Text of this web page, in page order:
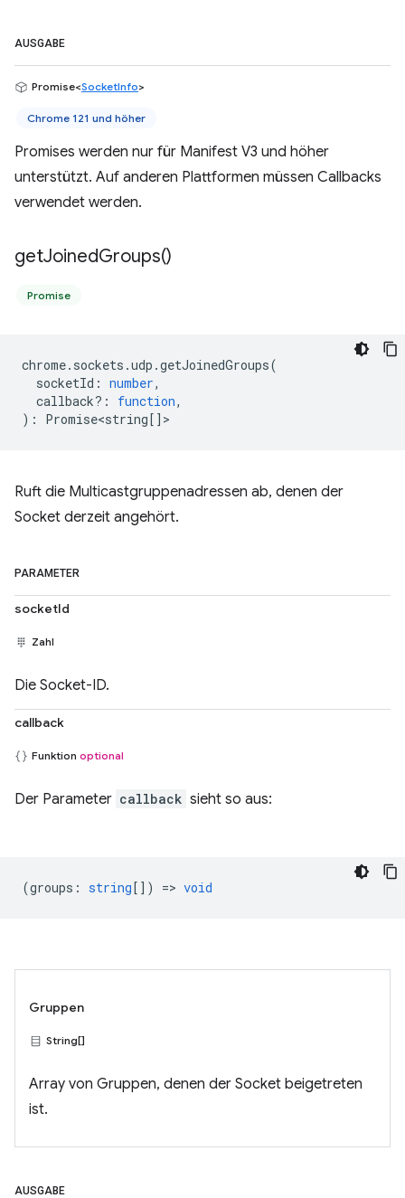
AUSGABE
Promise<SocketInfo>
Chrome 121 und höher
Promises werden nur für Manifest V3 und höher
unterstützt. Auf anderen Plattformen müssen Callbacks
verwendet werden.
getJoinedGroups()
Promise
chrome. sockets .udp .getJoinedGroups(
socketId : number,
callback? : function,
) : Promise<string[]>
Ruft die Multicastgruppenadressen ab, denen der
Socket derzeit angehört.
PARAMETER
socketId
Zahl
Die Socket-ID.
callback
Funktion optional
Der Parameter callback sieht so aus:
(groups : string[]) => void
Gruppen
String[]
Array von Gruppen, denen der Socket beigetreten
ist.
AUSGABE